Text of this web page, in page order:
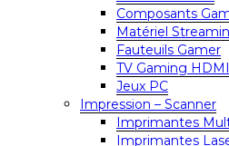
Composants
Matériel
Fauteuils Gamer
TV Gaming HDMI
Jeux PC
Impression – Scanner
Imprimantes
Imprimantes